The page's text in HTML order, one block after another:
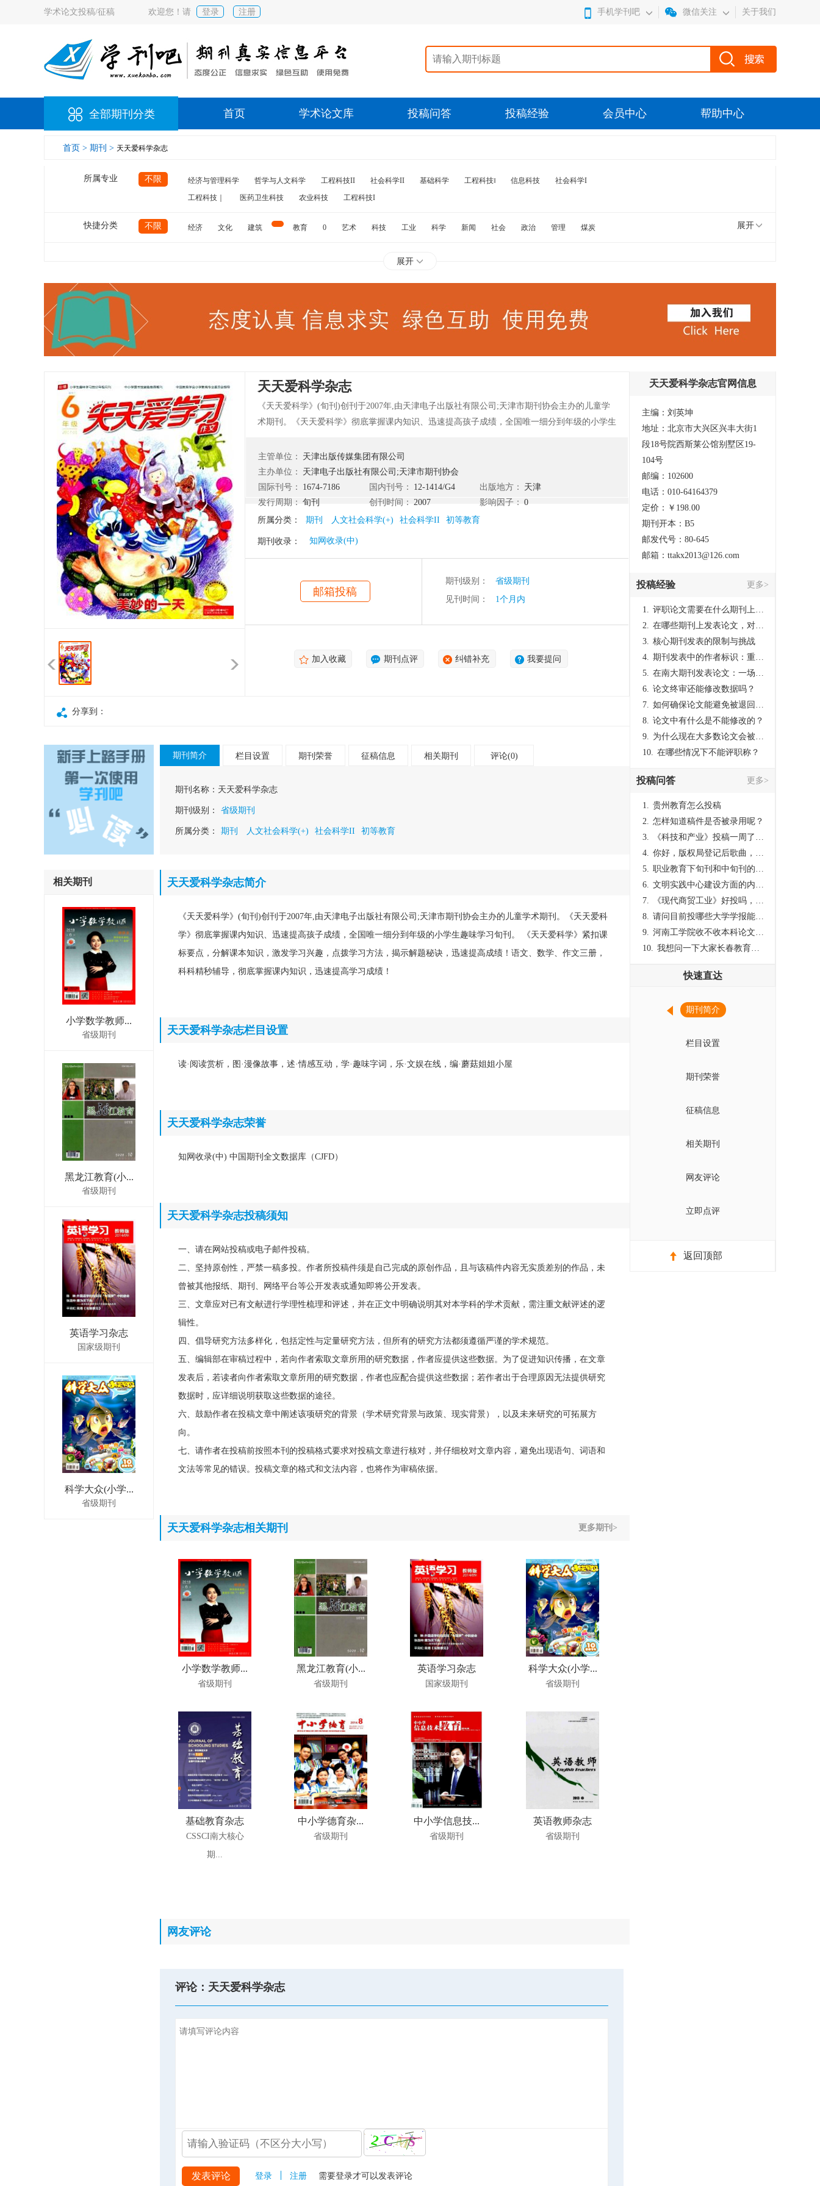
学术论文投稿/征稿 欢迎您！请 登录 注册 手机学刊吧 微信关注 关于我们
全部期刊分类 首页 学术论文库 投稿问答 投稿经验 会员中心 帮助中心
首页 > 期刊 > 天天爱科学杂志
所属专业 不限 经济与管理科学 哲学与人文科学 工程科技II 社会科学II 基础科学 工程科技‖ 信息科技
社会科学I
工程科技｜
医药卫生科技 农业科技 工程科技I
快捷分类 不限 经济 文化 建筑 教育 0 艺术 科技 工业 科学 新闻 社会 政治 管理
煤炭
展开
展开
天天爱科学杂志
《天天爱科学》(旬刊)创刊于2007年,由天津电子出版社有限公司;天津市期刊协会主办的儿童学
术期刊。《天天爱科学》彻底掌握课内知识、迅速提高孩子成绩，全国唯一细分到年级的小学生
法，揭示解题秘诀，迅速提高成绩！语文、数学、作文三册，科科精秒辅导，彻底掌握课内知
识，迅速提高学习成绩！
主管单位：
天津出版传媒集团有限公司
主办单位：
天津电子出版社有限公司;天津市期刊协会
国际刊号：
1674-7186 国内刊号： 12-1414/G4 出版地方：
天津
发行周期： 旬刊 创刊时间： 2007 影响因子：
0
所属分类：
期刊 人文社会科学(+) 社会科学II 初等教育
期刊收录： 知网收录(中)
邮箱投稿
期刊级别：
省级期刊
见刊时间：
1个月内
加入收藏 期刊点评 纠错补充 我要提问
分享到：
相关期刊
小学数学教师...
省级期刊
黑龙江教育(小...
省级期刊
英语学习杂志
国家级期刊
科学大众(小学...
省级期刊
期刊简介 栏目设置 期刊荣誉 征稿信息 相关期刊 评论(0)
期刊名称： 天天爱科学杂志
期刊级别： 省级期刊
所属分类： 期刊 人文社会科学(+) 社会科学II 初等教育
天天爱科学杂志简介
《天天爱科学》(旬刊)创刊于2007年,由天津电子出版社有限公司;天津市期刊协会主办的儿童学术期刊。《天天爱科
学》彻底掌握课内知识、迅速提高孩子成绩，全国唯一细分到年级的小学生趣味学习旬刊。 《天天爱科学》紧扣课
标要点，分解课本知识，激发学习兴趣，点拨学习方法，揭示解题秘诀，迅速提高成绩！语文、数学、作文三册，
科科精秒辅导，彻底掌握课内知识，迅速提高学习成绩！
天天爱科学杂志栏目设置
读·阅读赏析，图·漫像故事，述·情感互动，学·趣味字词，乐·文娱在线，编·蘑菇姐姐小屋
天天爱科学杂志荣誉
知网收录(中) 中国期刊全文数据库（CJFD）
天天爱科学杂志投稿须知
一、请在网站投稿或电子邮件投稿。
二、坚持原创性，严禁一稿多投。作者所投稿件须是自己完成的原创作品，且与该稿件内容无实质差别的作品，未
曾被其他报纸、期刊、网络平台等公开发表或通知即将公开发表。
三、文章应对已有文献进行学理性梳理和评述，并在正文中明确说明其对本学科的学术贡献，需注重文献评述的逻
辑性。
四、倡导研究方法多样化，包括定性与定量研究方法，但所有的研究方法都须遵循严谨的学术规范。
五、编辑部在审稿过程中，若向作者索取文章所用的研究数据，作者应提供这些数据。为了促进知识传播，在文章
发表后，若读者向作者索取文章所用的研究数据，作者也应配合提供这些数据；若作者出于合理原因无法提供研究
数据时，应详细说明获取这些数据的途径。
六、鼓励作者在投稿文章中阐述该项研究的背景（学术研究背景与政策、现实背景），以及未来研究的可拓展方
向。
七、请作者在投稿前按照本刊的投稿格式要求对投稿文章进行核对，并仔细校对文章内容，避免出现语句、词语和
文法等常见的错误。投稿文章的格式和文法内容，也将作为审稿依据。
天天爱科学杂志相关期刊 更多期刊>
小学数学教师...
省级期刊
黑龙江教育(小...
省级期刊
英语学习杂志
国家级期刊
科学大众(小学...
省级期刊
基础教育杂志
CSSCI南大核心
期...
中小学德育杂...
省级期刊
中小学信息技...
省级期刊
英语教师杂志
省级期刊
网友评论
评论：天天爱科学杂志
发表评论 登录 注册 需要登录才可以发表评论
天天爱科学杂志官网信息
主编：刘英坤
地址：北京市大兴区兴丰大街1
段18号院西斯莱公馆别墅区19-
104号
邮编：102600
电话：010-64164379
定价：￥198.00
期刊开本：B5
邮发代号：80-645
邮箱：ttakx2013@126.com
投稿经验 更多>
1. 评职论文需要在什么期刊上发表？
2. 在哪些期刊上发表论文，对考研有优势？
3. 核心期刊发表的限制与挑战
4. 期刊发表中的作者标识：重要性与实践
5. 在南大期刊发表论文：一场知识探索与学术成就的旅程
6. 论文终审还能修改数据吗？
7. 如何确保论文能避免被退回：关键条件与策略
8. 论文中有什么是不能修改的？
9. 为什么现在大多数论文会被评判为AI撰写？（深度剖析查重机制下的困境与出路）
10. 在哪些情况下不能评职称？
投稿问答 更多>
1. 贵州教育怎么投稿
2. 怎样知道稿件是否被录用呢？
3.
《科技和产业》投稿一周了仍是“已发回执”状态，这是什么意思？什么时候外审？
4. 你好，版权局登记后歌曲，这里能否发表
5. 职业教育下旬刊和中旬刊的国内刊号一样，他们有什么区别，两本刊物都是真的吗？
6. 文明实践中心建设方面的内容适合那种期刊
7.
《现代商贸工业》好投吗，版面费多少？
8. 请问目前投哪些大学学报能较快出刊啊
9. 河南工学院收不收本科论文呀？
10. 我想问一下大家长春教育学院学报是本科学报吗？
快速直达
期刊简介
栏目设置
期刊荣誉
征稿信息
相关期刊
网友评论
立即点评
返回顶部